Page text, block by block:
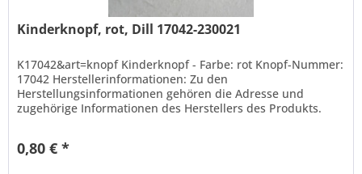
Kinderknopf, rot, Dill 17042-230021
K17042&art=knopf Kinderknopf - Farbe: rot Knopf-Nummer:
17042 Herstellerinformationen: Zu den
Herstellungsinformationen gehören die Adresse und
zugehörige Informationen des Herstellers des Produkts.
0,80 € *